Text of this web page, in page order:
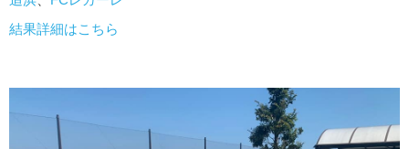
結果詳細はこちら